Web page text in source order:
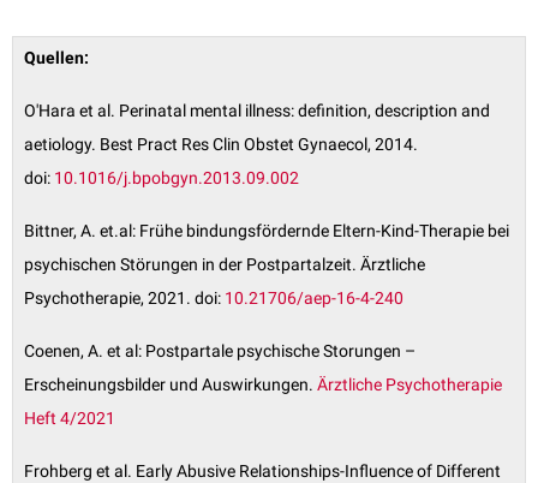
Quellen:
O'Hara et al. Perinatal mental illness: definition, description and
aetiology. Best Pract Res Clin Obstet Gynaecol, 2014.
doi: 10.1016/j.bpobgyn.2013.09.002
Bittner, A. et.al: Frühe bindungsfördernde Eltern-Kind-Therapie bei
psychischen Störungen in der Postpartalzeit. Ärztliche
Psychotherapie, 2021. doi: 10.21706/aep-16-4-240
Coenen, A. et al: Postpartale psychische Storungen –
Erscheinungsbilder und Auswirkungen. Ärztliche Psychotherapie
Heft 4/2021
Frohberg et al. Early Abusive Relationships-Influence of Different